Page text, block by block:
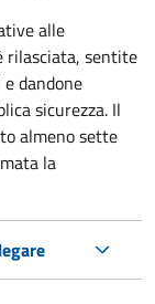
alle
rilasciata, sentite
dandone
sicurezza. Il
almeno sette
la